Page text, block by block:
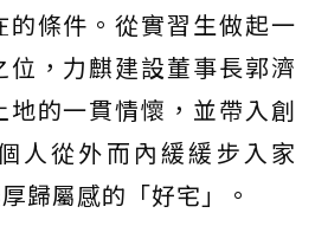
的條件。從實習生做起一
，力麒建設董事長郭濟
的一貫情懷，並帶入創
人從外而內緩緩步入家
歸屬感的「好宅」。